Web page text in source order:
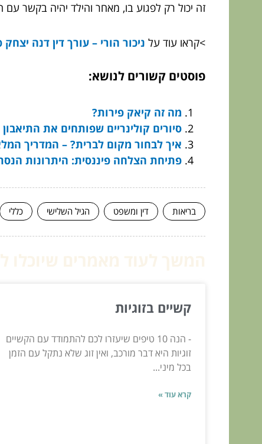
זה יכול רק לפגוע בו, מאחר והילד יהיה בקשר עם
>קראו עוד על ניכור הורי – עורך דין דנה יצחק
פוסטים קשורים לנושא:
מה זה קיאק פירות?
סיורים קולינריים שפותחים את התיאבון
איך לבחור מקום לברית? – המדריך
פתיחת הצלחה פיננסית: היתרונות
בריאות דין ומשפט הגיל השלישי כללי
קשיים בזוגיות
- הנה 10 טיפים שיעזרו לכם להתמודד עם הקשיים
זוגיות היא דבר מורכב, ואין זוג שלא נתקל עם הזמן
בכל מיני...
קרא עוד »